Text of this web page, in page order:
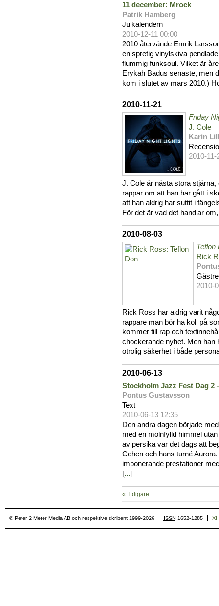
11 december: Mrock
Patrik Hamberg
Julkalendern
2010-12-11 00:00
2010 återvände Emrik
en spretig vinylskiva
flummig funksoul. Vilket är
Erykah Badus senaste, men
kom i slutet av mars 2010.)
2010-11-21
Friday
J. Cole
Karin
2010-11-
J. Cole är nästa stora stjärna,
rappar om att han har gått i
att han aldrig har suttit i
För det är vad det handlar
2010-08-03
Teflon
Rick
2010-
Rick Ross har aldrig varit
rappare man bör ha koll på
kommer till rap och
chockerande nyhet. Men han
otrolig säkerhet i både
2010-06-13
Stockholm Jazz Fest Dag 2
Pontus Gustavsson
Text
2010-06-13 12:35
Den andra dagen började
med en molnfylld himmel
av persika var det dags att
Cohen och hans turné
imponerande prestationer
[...]
« Tidigare
© Peter 2 Meter Media AB och respektive skribent 1999-2026 ISSN 1652-1285